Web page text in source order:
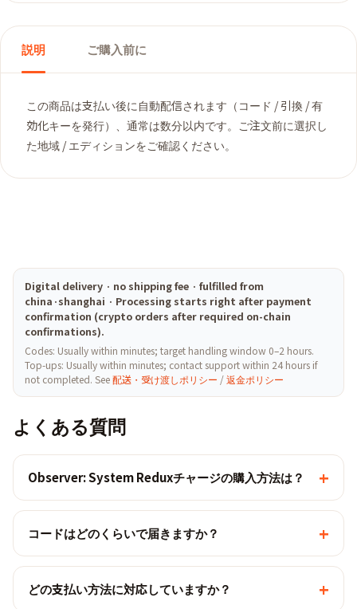
説明 ご購入前に
この商品は支払い後に自動配信されます（コード / 引換 / 有
効化キーを発行）、通常は数分以内です。ご注文前に選択し
た地域 / エディションをご確認ください。
Digital delivery · no shipping fee · fulfilled from
china·shanghai · Processing starts right after payment
confirmation (crypto orders after required on-chain
confirmations).
Codes: Usually within minutes; target handling window 0–2 hours.
Top-ups: Usually within minutes; contact support within 24 hours if
not completed. See配送・受け渡しポリシー /返金ポリシー
よくある質問
Observer: System Reduxチャージの購入方法は？ +
コードはどのくらいで届きますか？ +
どの支払い方法に対応していますか？ +